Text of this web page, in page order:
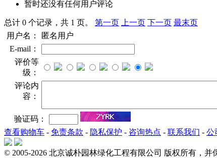
暂时还没有任何用户评论
总计 0 个记录，共 1 页。 第一页 上一页 下一页 最末页
用户名：
匿名用户
E-mail：
评价等
级：
评论内
容：
验证码：
查看购物车 - 免责条款 - 隐私保护 - 咨询热点 - 联系我们 - 公
© 2005-2026 北京诚朴园林绿化工程有限公司 版权所有，并